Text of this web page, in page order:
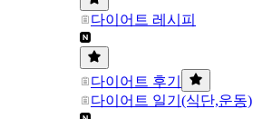
다이어트 레시피
다이어트 후기
다이어트 일기(식단,운동)